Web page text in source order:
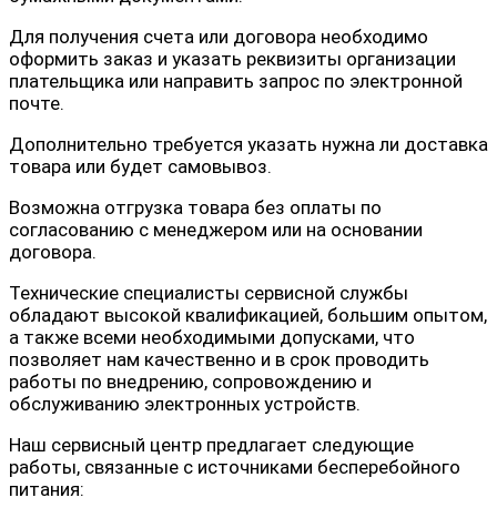
Для получения счета или договора необходимо
оформить заказ и указать реквизиты организации
плательщика или направить запрос по электронной
почте.
Дополнительно требуется указать нужна ли доставка
товара или будет самовывоз.
Возможна отгрузка товара без оплаты по
согласованию с менеджером или на основании
договора.
Технические специалисты сервисной службы
обладают высокой квалификацией, большим опытом,
а также всеми необходимыми допусками, что
позволяет нам качественно и в срок проводить
работы по внедрению, сопровождению и
обслуживанию электронных устройств.
Наш сервисный центр предлагает следующие
работы, связанные с источниками бесперебойного
питания: